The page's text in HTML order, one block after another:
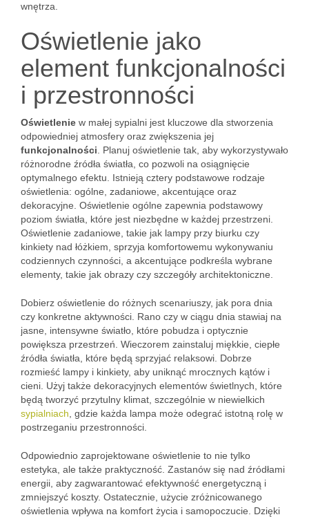
wnętrza.
Oświetlenie jako
element funkcjonalności
i przestronności
Oświetlenie w małej sypialni jest kluczowe dla stworzenia
odpowiedniej atmosfery oraz zwiększenia jej
funkcjonalności . Planuj oświetlenie tak, aby wykorzystywało
różnorodne źródła światła, co pozwoli na osiągnięcie
optymalnego efektu. Istnieją cztery podstawowe rodzaje
oświetlenia: ogólne, zadaniowe, akcentujące oraz
dekoracyjne. Oświetlenie ogólne zapewnia podstawowy
poziom światła, które jest niezbędne w każdej przestrzeni.
Oświetlenie zadaniowe, takie jak lampy przy biurku czy
kinkiety nad łóżkiem, sprzyja komfortowemu wykonywaniu
codziennych czynności, a akcentujące podkreśla wybrane
elementy, takie jak obrazy czy szczegóły architektoniczne.
Dobierz oświetlenie do różnych scenariuszy, jak pora dnia
czy konkretne aktywności. Rano czy w ciągu dnia stawiaj na
jasne, intensywne światło, które pobudza i optycznie
powiększa przestrzeń. Wieczorem zainstaluj miękkie, ciepłe
źródła światła, które będą sprzyjać relaksowi. Dobrze
rozmieść lampy i kinkiety, aby uniknąć mrocznych kątów i
cieni. Użyj także dekoracyjnych elementów świetlnych, które
będą tworzyć przytulny klimat, szczególnie w niewielkich
sypialniach , gdzie każda lampa może odegrać istotną rolę w
postrzeganiu przestronności.
Odpowiednio zaprojektowane oświetlenie to nie tylko
estetyka, ale także praktyczność. Zastanów się nad źródłami
energii, aby zagwarantować efektywność energetyczną i
zmniejszyć koszty. Ostatecznie, użycie zróżnicowanego
oświetlenia wpływa na komfort życia i samopoczucie. Dzięki